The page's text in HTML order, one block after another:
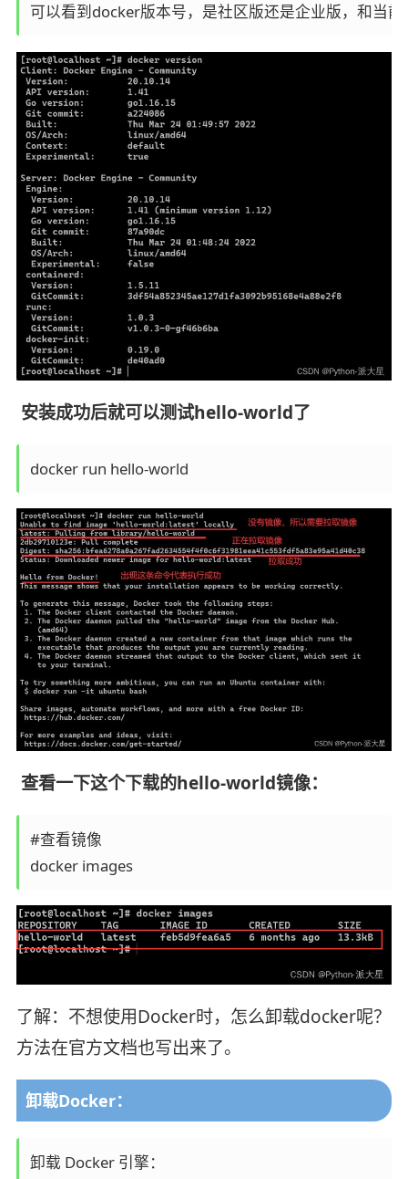
可以看到docker版本号，是社区版还是企业版，和当
安装成功后就可以测试hello-world了
docker run hello-world
查看一下这个下载的hello-world镜像：
#查看镜像
docker images
了解：不想使用Docker时，怎么卸载docker呢？
方法在官方文档也写出来了。
卸载Docker：
卸载 Docker 引擎：